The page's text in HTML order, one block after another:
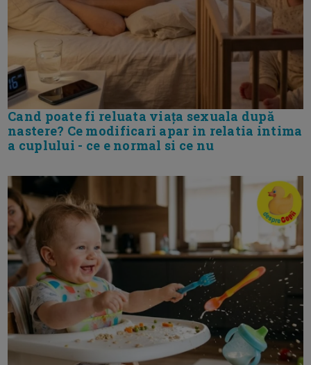
Cand poate fi reluata viața sexuala după
nastere? Ce modificari apar in relatia intima
a cuplului - ce e normal si ce nu